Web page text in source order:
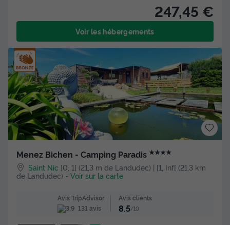
247,45 €
Voir les hébergements
Menez Bichen - Camping Paradis ★★★★
Saint Nic ]0, 1[ (21,3 m de Landudec) | [1, Inf[ (21,3 km
de Landudec) - Voir sur la carte
Avis TripAdvisor
131 avis
Avis clients
8.5/10